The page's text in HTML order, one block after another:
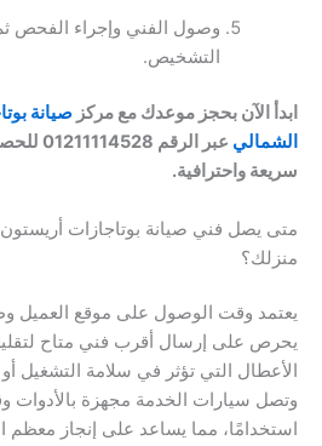
وصول الفني وإجراء الفحص ثم
التشخيص.
ابدأ الآن بحجز موعدك مع مركز صيانة
الشمالي
عبر
سريعة واحترافية.
متى يصل فني صيانة بوتاجازات
منزلك؟
يعتمد وقت الوصول على موقع العميل
يحرص على إرسال أقرب فني متاح
الأعطال التي تؤثر في سلامة التشغيل أو
وتصل سيارات الخدمة مجهزة بالأدوات
استخدامًا، مما يساعد على إنجاز معظم